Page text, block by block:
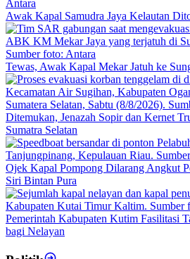
Awak Kapal Samudra Jaya Kelautan
Tewas, Awak Kapal Mekar Jatuh ke
Ditemukan, Jenazah Sopir dan Kernet
Sumatra Selatan
Ojek Kapal Pompong Dilarang Angkut
Siri Bintan Pura
Pemerintah Kabupaten Kutim Fasilitasi
bagi Nelayan